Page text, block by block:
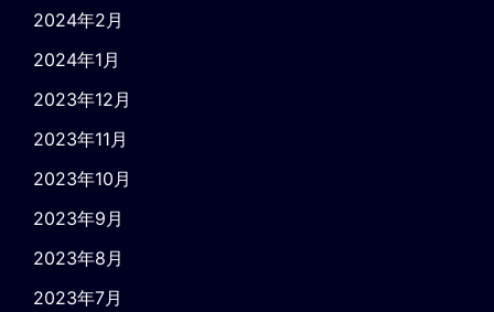
2024年2月
2024年1月
2023年12月
2023年11月
2023年10月
2023年9月
2023年8月
2023年7月